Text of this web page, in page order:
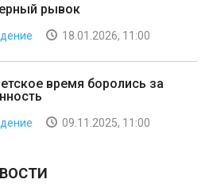
рывок
18.01.2026, 11:00
время боролись за
09.11.2025, 11:00